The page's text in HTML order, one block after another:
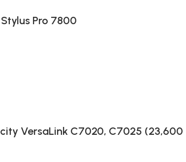
Pro 7800
VersaLink C7020, C7025 (23,600